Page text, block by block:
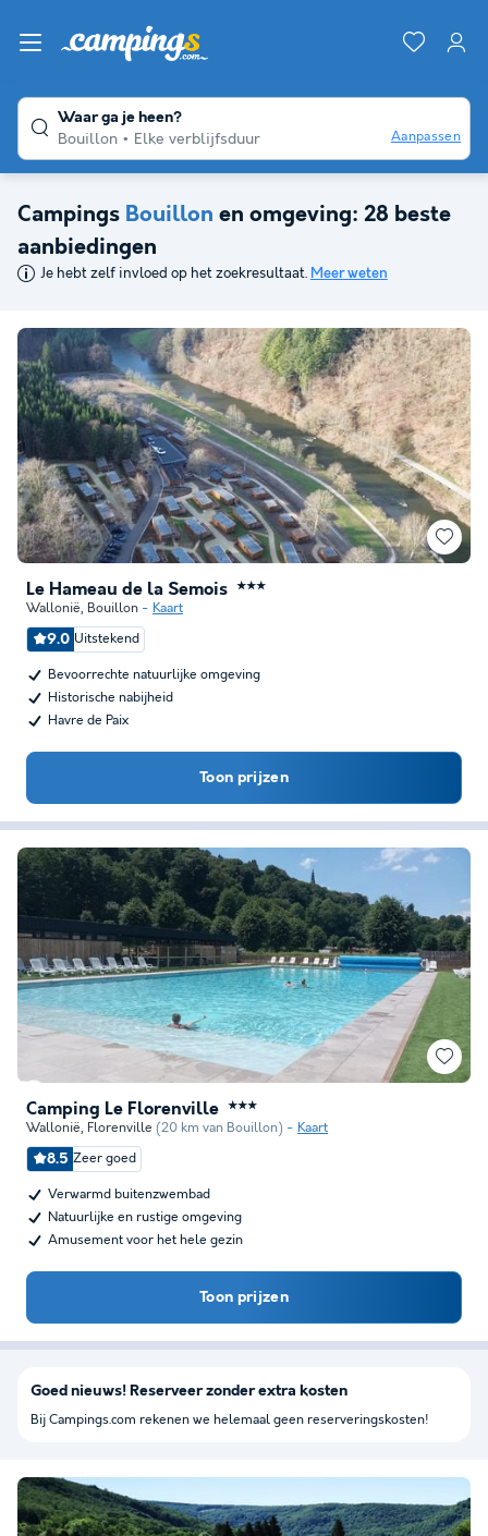
Waar ga je heen?
Bouillon
Elke verblijfsduur Aanpassen
Campings Bouillon en omgeving: 28 beste
aanbiedingen
Je hebt zelf invloed op het zoekresultaat. Meer weten
Le Hameau de la Semois ★★★
Wallonië, Bouillon Kaart
9.0 Uitstekend
Bevoorrechte natuurlijke omgeving
Historische nabijheid
Havre de Paix
Toon prijzen
Camping Le Florenville ★★★
Wallonië, Florenville (20 km van Bouillon) Kaart
8.5 Zeer goed
Verwarmd buitenzwembad
Natuurlijke en rustige omgeving
Amusement voor het hele gezin
Toon prijzen
Goed nieuws! Reserveer zonder extra kosten
Bij Campings.com rekenen we helemaal geen reserveringskosten!